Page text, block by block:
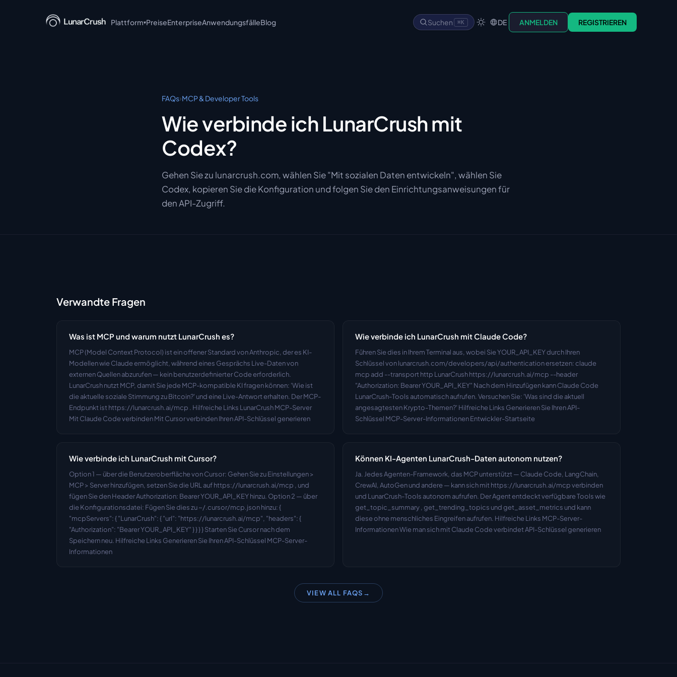
Plattform▾
LunarCrush Discover
LunarCrush Collections
PreiseEnterpriseAnwendungsfälleBlog Suchen ⌘K DE ANMELDEN REGISTRIEREN
FAQs›MCP & Developer Tools
Wie verbinde ich LunarCrush mit
Codex?
Gehen Sie zu lunarcrush.com, wählen Sie "Mit sozialen Daten entwickeln", wählen Sie
Codex, kopieren Sie die Konfiguration und folgen Sie den Einrichtungsanweisungen für
den API-Zugriff.
Verwandte Fragen
Was ist MCP und warum nutzt LunarCrush es?
MCP (Model Context Protocol) ist ein offener Standard von Anthropic, der es KI-
Modellen wie Claude ermöglicht, während eines Gesprächs Live-Daten von
externen Quellen abzurufen — kein benutzerdefinierter Code erforderlich.
LunarCrush nutzt MCP, damit Sie jede MCP-kompatible KI fragen können: 'Wie ist
die aktuelle soziale Stimmung zu Bitcoin?' und eine Live-Antwort erhalten. Der MCP-
Endpunkt ist https://lunarcrush.ai/mcp . Hilfreiche Links LunarCrush MCP-Server
Mit Claude Code verbinden Mit Cursor verbinden Ihren API-Schlüssel generieren
Wie verbinde ich LunarCrush mit Claude Code?
Führen Sie dies in Ihrem Terminal aus, wobei Sie YOUR_API_KEY durch Ihren
Schlüssel von lunarcrush.com/developers/api/authentication ersetzen: claude
mcp add --transport http LunarCrush https://lunarcrush.ai/mcp --header
"Authorization: Bearer YOUR_API_KEY" Nach dem Hinzufügen kann Claude Code
LunarCrush-Tools automatisch aufrufen. Versuchen Sie: 'Was sind die aktuell
angesagtesten Krypto-Themen?' Hilfreiche Links Generieren Sie Ihren API-
Schlüssel MCP-Server-Informationen Entwickler-Startseite
Wie verbinde ich LunarCrush mit Cursor?
Option 1 — über die Benutzeroberfläche von Cursor: Gehen Sie zu Einstellungen >
MCP > Server hinzufügen, setzen Sie die URL auf https://lunarcrush.ai/mcp , und
fügen Sie den Header Authorization: Bearer YOUR_API_KEY hinzu. Option 2 — über
die Konfigurationsdatei: Fügen Sie dies zu ~/.cursor/mcp.json hinzu: {
"mcpServers": { "LunarCrush": { "url": "https://lunarcrush.ai/mcp", "headers": {
"Authorization": "Bearer YOUR_API_KEY" } } } } Starten Sie Cursor nach dem
Speichern neu. Hilfreiche Links Generieren Sie Ihren API-Schlüssel MCP-Server-
Informationen
Können KI-Agenten LunarCrush-Daten autonom nutzen?
Ja. Jedes Agenten-Framework, das MCP unterstützt — Claude Code, LangChain,
CrewAI, AutoGen und andere — kann sich mit https://lunarcrush.ai/mcp verbinden
und LunarCrush-Tools autonom aufrufen. Der Agent entdeckt verfügbare Tools wie
get_topic_summary , get_trending_topics und get_asset_metrics und kann
diese ohne menschliches Eingreifen aufrufen. Hilfreiche Links MCP-Server-
Informationen Wie man sich mit Claude Code verbindet API-Schlüssel generieren
VIEW ALL FAQS →